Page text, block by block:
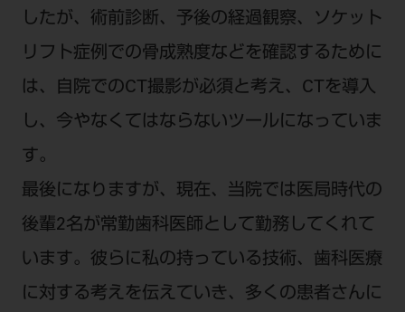
したが、術前診断、予後の経過観察、ソケット
リフト症例での骨成熟度などを確認するために
は、自院でのCT撮影が必須と考え、CTを導入
し、今やなくてはならないツールになっていま
す。
最後になりますが、現在、当院では医局時代の
後輩2名が常勤歯科医師として勤務してくれて
います。彼らに私の持っている技術、歯科医療
に対する考えを伝えていき、多くの患者さんに